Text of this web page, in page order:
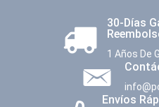
30-Días
1 Años De
Envíos